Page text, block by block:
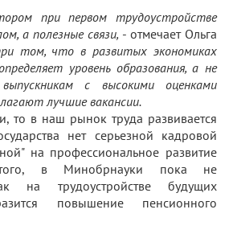
при первом трудоустройстве
а полезные связи, - отмечает Ольга
том, что в развитых экономиках
уровень образования, а не
с высокими оценками
лучшие вакансии.
то в наш рынок труда развивается
нет серьезной кадровой
на профессиональное развитие
в Минобрнауки пока не
на трудоустройстве будущих
повышение пенсионного